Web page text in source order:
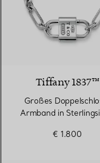
Tiffany 1837™
Großes
Armband in
€ 1.800